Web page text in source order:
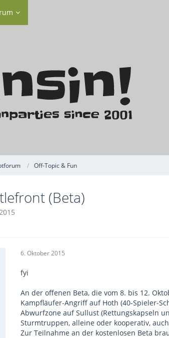
Off-Topic & Fun
(Beta)
6. Oktober 2015
fyi
An der offenen Beta, die vom 8. bis 12.
Kampfläufer-Angriff auf Hoth (40-Spieler-
Abwurfzone auf Sullust (Rettungskapseln
Sturmtruppen, alleine oder kooperativ,
Zur Teilnahme an der kostenlosen Beta